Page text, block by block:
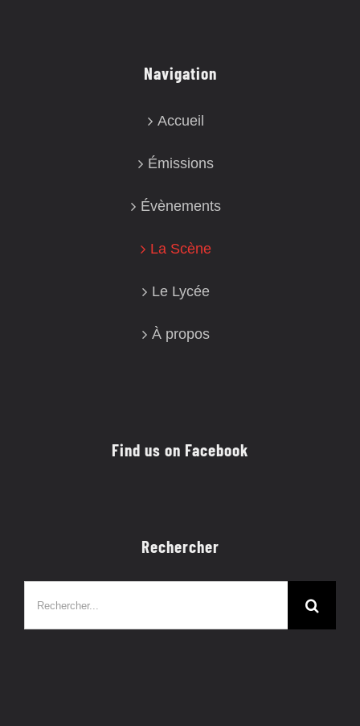
Navigation
Accueil
Émissions
Évènements
La Scène
Le Lycée
À propos
Find us on Facebook
Rechercher